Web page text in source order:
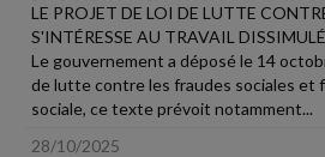
LE PROJET DE LOI DE LUTTE
S'INTÉRESSE AU TRAVAIL DISSIMULÉ
Le gouvernement a déposé le 14
de lutte contre les fraudes sociales et
sociale, ce texte prévoit notamment...
28/10/2025